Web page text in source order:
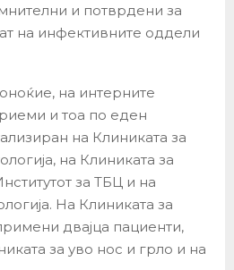
и потврдени за
на инфективните оддели
на интерните
и тоа по еден
на Клиниката за
на Клиниката за
за ТБЦ и на
На Клиниката за
двајца пациенти,
за уво нос и грло и на